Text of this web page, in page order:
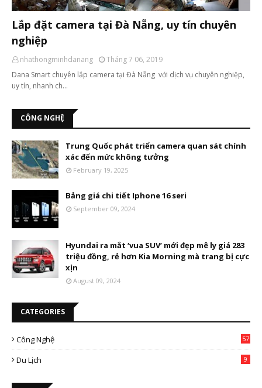
Lắp đặt camera tại Đà Nẵng, uy tín chuyên
nghiệp
nhathongminhdanang
Tháng 7 06, 2019
Dana Smart chuyên lắp camera tại Đà Nẵng với dịch vụ chuyên nghiệp,
uy tín, nhanh ch…
CÔNG NGHỆ
Trung Quốc phát triển camera quan sát chính
xác đến mức không tưởng
February 19, 2025
Bảng giá chi tiết Iphone 16 seri
September 09, 2024
Hyundai ra mắt ‘vua SUV’ mới đẹp mê ly giá 283
triệu đồng, rẻ hơn Kia Morning mà trang bị cực
xịn
August 09, 2024
CATEGORIES
Công Nghệ 57
Du Lịch 9